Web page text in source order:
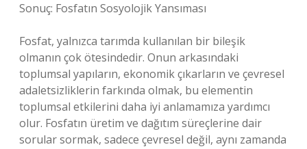
Sonuç: Fosfatın Sosyolojik Yansıması
Fosfat, yalnızca tarımda kullanılan bir bileşik
olmanın çok ötesindedir. Onun arkasındaki
toplumsal yapıların, ekonomik çıkarların ve çevresel
adaletsizliklerin farkında olmak, bu elementin
toplumsal etkilerini daha iyi anlamamıza yardımcı
olur. Fosfatın üretim ve dağıtım süreçlerine dair
sorular sormak, sadece çevresel değil, aynı zamanda